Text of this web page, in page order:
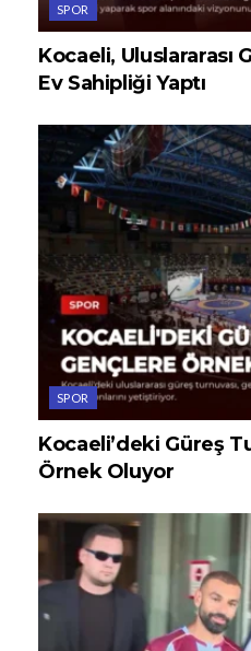
SPOR
Kocaeli, Uluslararası
Ev Sahipliği Yaptı
SPOR
Kocaeli’deki Güreş
Örnek Oluyor